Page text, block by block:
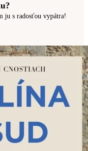
ju s radosťou vypátra!